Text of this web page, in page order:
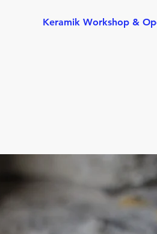
Keramik Workshop &